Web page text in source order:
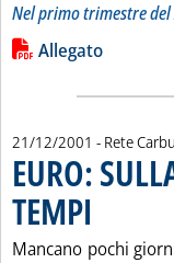
Nel primo trimestre del
Leggi tutta la notizia:
Lista allegati
Allegato
21/12/2001 - Rete
EURO:
TEMPI
Mancano pochi